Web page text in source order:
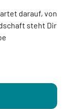
darauf, von
steht Dir